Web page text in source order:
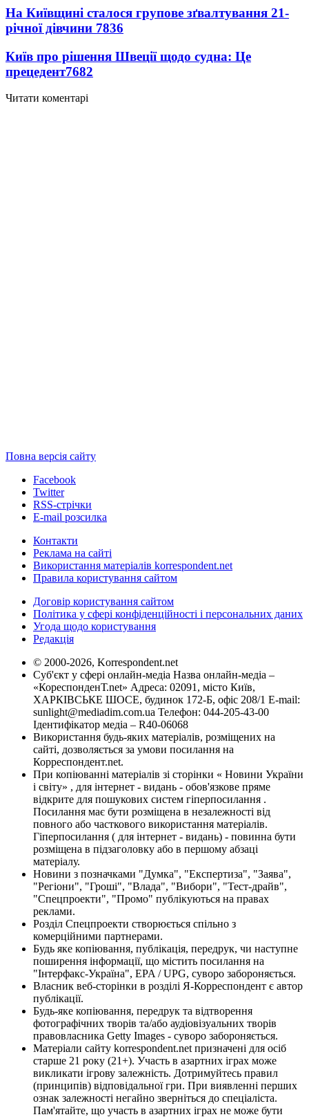
На Київщині сталося групове зґвалтування 21-
річної дівчини 7836
Київ про рішення Швеції щодо судна: Це
прецедент7682
Читати коментарі
Повна версія сайту
Facebook
Twitter
RSS-стрічки
E-mail розсилка
Контакти
Реклама на сайті
Використання матеріалів korrespondent.net
Правила користування сайтом
Договір користування сайтом
Політика у сфері конфіденційності і персональних даних
Угода щодо користування
Редакція
© 2000-2026, Korrespondent.net
Суб'єкт у сфері онлайн-медіа Назва онлайн-медіа –
«КореспонденТ.net» Адреса: 02091, місто Київ,
ХАРКІВСЬКЕ ШОСЕ, будинок 172-Б, офіс 208/1 E-mail:
sunlight@mediadim.com.ua Телефон: 044-205-43-00
Ідентифікатор медіа – R40-06068
Використання будь-яких матеріалів, розміщених на
сайті, дозволяється за умови посилання на
Корреспондент.net.
При копіюванні матеріалів зі сторінки « Новини України
і світу» , для інтернет - видань - обов'язкове пряме
відкрите для пошукових систем гіперпосилання .
Посилання має бути розміщена в незалежності від
повного або часткового використання матеріалів.
Гіперпосилання ( для інтернет - видань) - повинна бути
розміщена в підзаголовку або в першому абзаці
матеріалу.
Новини з позначками "Думка", "Експертиза", "Заява",
"Регіони", "Гроші", "Влада", "Вибори", "Тест-драйв",
"Спецпроекти", "Промо" публікуються на правах
реклами.
Розділ Спецпроекти створюється спільно з
комерційними партнерами.
Будь яке копіювання, публікація, передрук, чи наступне
поширення інформації, що містить посилання на
"Інтерфакс-Україна", EPA / UPG, суворо забороняється.
Власник веб-сторінки в розділі Я-Корреспондент є автор
публікації.
Будь-яке копіювання, передрук та відтворення
фотографічних творів та/або аудіовізуальних творів
правовласника Getty Images - суворо забороняється.
Матеріали сайту korrespondent.net призначені для осіб
старше 21 року (21+). Участь в азартних іграх може
викликати ігрову залежність. Дотримуйтесь правил
(принципів) відповідальної гри. При виявленні перших
ознак залежності негайно зверніться до спеціаліста.
Пам'ятайте, що участь в азартних іграх не може бути